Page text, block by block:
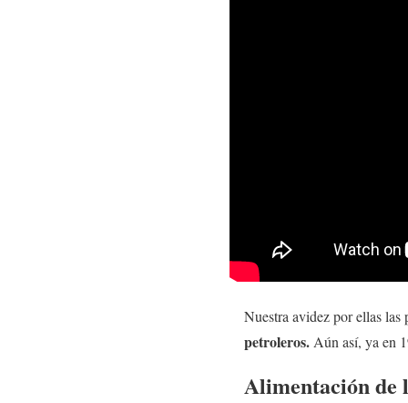
Nuestra avidez por ellas
petroleros.Aún así, ya en
Alimentación de